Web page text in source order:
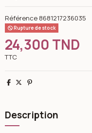
Référence 8681217236035
Rupture de stock
24,300 TND
TTC
Partager
TweetPinterest
Description